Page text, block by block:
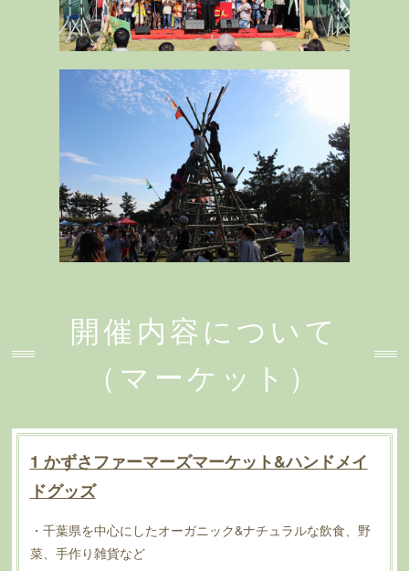
開催内容について
（マーケット）
1 かずさファーマーズマーケット&ハンドメイ
ドグッズ
・千葉県を中心にしたオーガニック&ナチュラルな飲食、野
菜、手作り雑貨など